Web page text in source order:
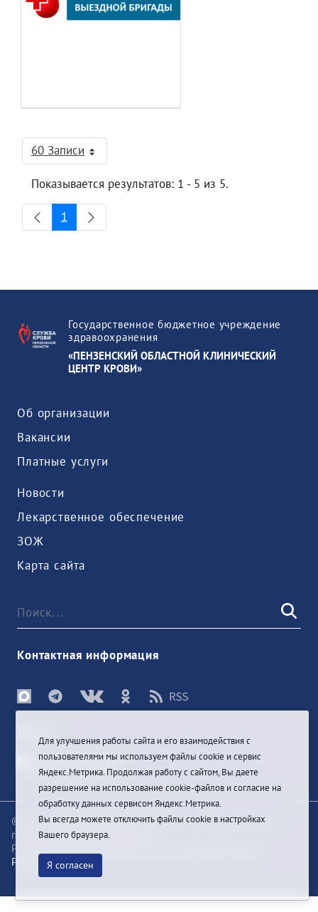
60 ЗаписиНа страницу
Показывается результатов: 1 - 5 из 5.
Страница
1
Государственное бюджетное учреждение
здравоохранения
«ПЕНЗЕНСКИЙ ОБЛАСТНОЙ КЛИНИЧЕСКИЙ
ЦЕНТР КРОВИ»
Об организации
Вакансии
Платные услуги
Новости
Лекарственное обеспечение
ЗОЖ
Карта сайта
Контактная информация
© При цитировании информации с сайта ссылка на
первоисточник обязательна
Разработка и техподдержка сайта
Pragmatic Studio
Для улучшения работы сайта и его взаимодействия с
пользователями мы используем файлы cookie и сервис
Яндекс.Метрика. Продолжая работу с сайтом, Вы даете
разрешение на использование cookie-файлов и согласие на
обработку данных сервисом Яндекс.Метрика.
Вы всегда можете отключить файлы cookie в настройках
Вашего браузера.
Я согласен